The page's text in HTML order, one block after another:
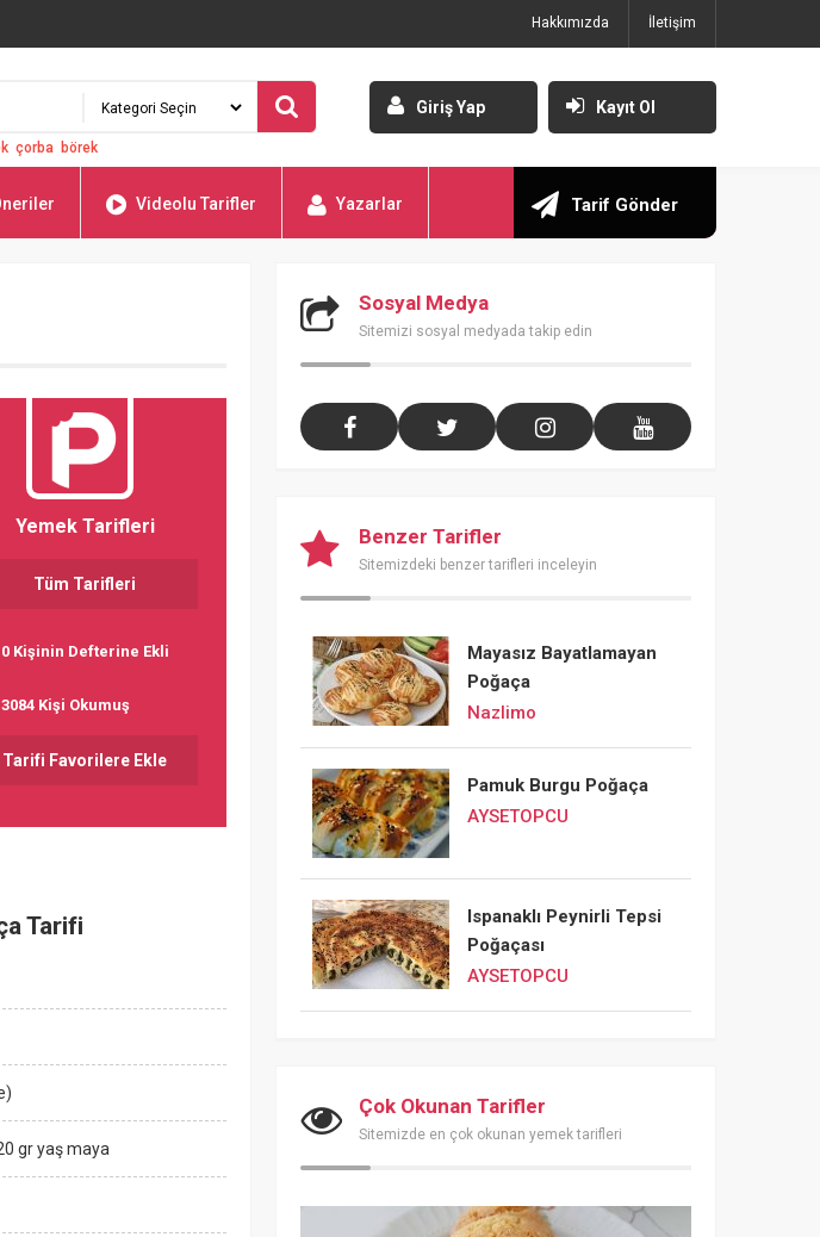
Hakkımızda İletişim
çorba börek
Giriş Yap Kayıt Ol
Videolu Tarifler Yazarlar Tarif Gönder
Yemek Tarifleri
Tüm Tarifleri
0 Kişinin Defterine Ekli
3084 Kişi Okumuş
Tarifi Favorilere Ekle
Tarifi
gr yaş maya
Sosyal Medya
Sitemizi sosyal medyada takip edin
Benzer Tarifler
Sitemizdeki benzer tarifleri inceleyin
Mayasız Bayatlamayan
Poğaça
Nazlimo
Pamuk Burgu Poğaça
AYSETOPCU
Ispanaklı Peynirli Tepsi
Poğaçası
AYSETOPCU
Çok Okunan Tarifler
Sitemizde en çok okunan yemek tarifleri